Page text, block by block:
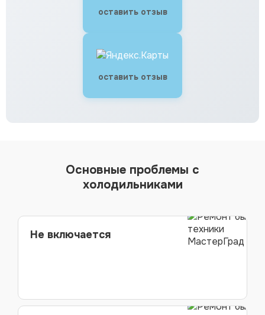
оставить отзыв
оставить отзыв
Основные проблемы с
холодильниками
Не включается